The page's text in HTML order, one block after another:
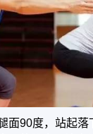
面90度，站起